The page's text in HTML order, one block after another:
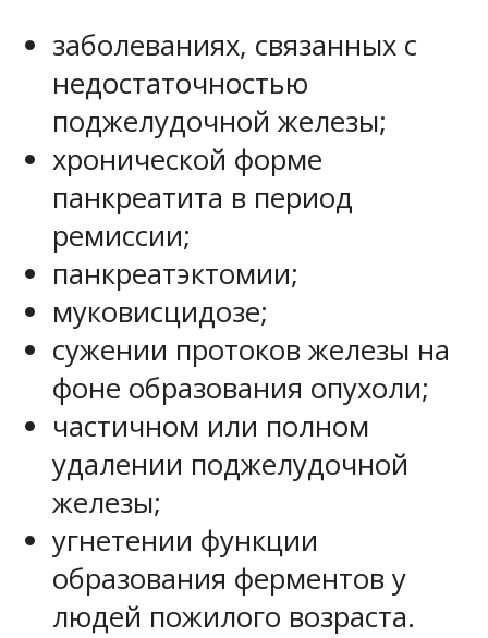
заболеваниях, связанных с
недостаточностью
поджелудочной железы;
хронической форме
панкреатита в период
ремиссии;
панкреатэктомии;
муковисцидозе;
сужении протоков железы на
фоне образования опухоли;
частичном или полном
удалении поджелудочной
железы;
угнетении функции
образования ферментов у
людей пожилого возраста.